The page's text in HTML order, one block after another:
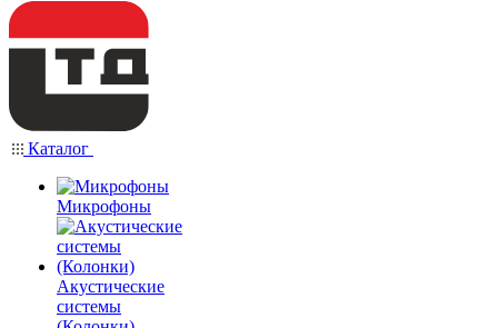
Каталог
Микрофоны
Акустические
системы